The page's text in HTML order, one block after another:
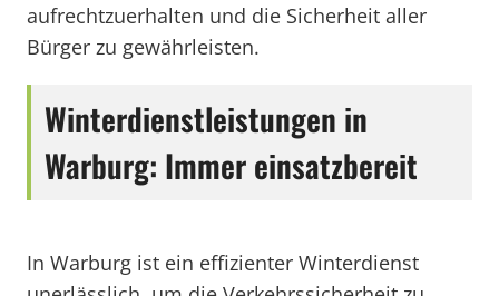
aufrechtzuerhalten und die Sicherheit aller
Bürger zu gewährleisten.
Winterdienstleistungen in
Warburg: Immer einsatzbereit
In Warburg ist ein effizienter Winterdienst